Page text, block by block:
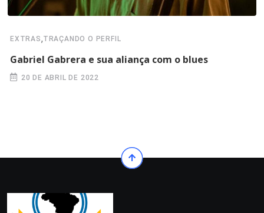
EXTRAS,TRAÇANDO O PERFIL
Gabriel Gabrera e sua aliança com o blues
20 DE ABRIL DE 2022